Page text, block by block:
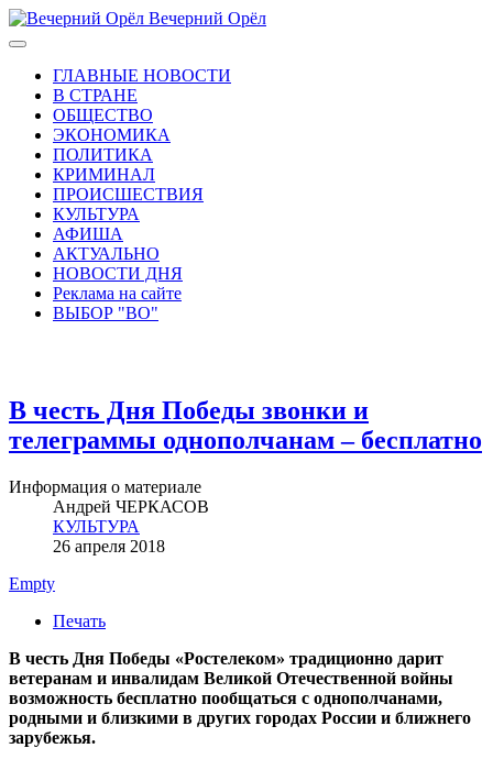
Вечерний Орёл
ГЛАВНЫЕ НОВОСТИ
В СТРАНЕ
ОБЩЕСТВО
ЭКОНОМИКА
ПОЛИТИКА
КРИМИНАЛ
ПРОИСШЕСТВИЯ
КУЛЬТУРА
АФИША
АКТУАЛЬНО
НОВОСТИ ДНЯ
Реклама на сайте
ВЫБОР "ВО"
В честь Дня Победы звонки и
телеграммы однополчанам – бесплатно
Информация о материале
Андрей ЧЕРКАСОВ
КУЛЬТУРА
26 апреля 2018
Empty
Печать
В честь Дня Победы «Ростелеком» традиционно дарит
ветеранам и инвалидам Великой Отечественной войны
возможность бесплатно пообщаться с однополчанами,
родными и близкими в других городах России и ближнего
зарубежья.